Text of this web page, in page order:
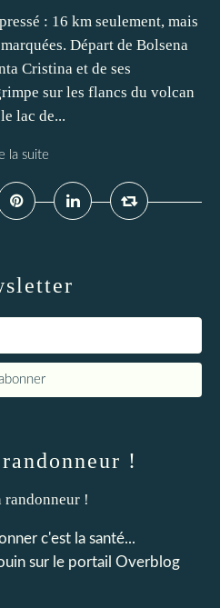
: 16 km seulement, mais
Départ de Bolsena
Cristina et de ses
sur les flancs du volcan
lac de...
la suite
!
c'est la santé...
sur le portail Overblog